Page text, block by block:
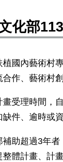
文化部
國內藝術村
作、藝術村
受理時間，自
件、逾時或
補助超過3年者
體計畫、計